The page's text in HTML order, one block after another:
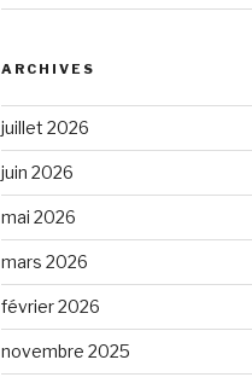
ARCHIVES
juillet 2026
juin 2026
mai 2026
mars 2026
février 2026
novembre 2025